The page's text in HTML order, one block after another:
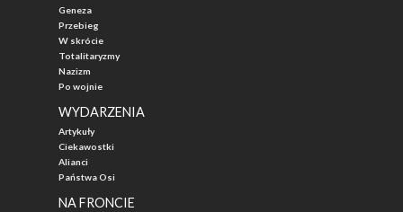
Geneza
Przebieg
W skrócie
Totalitaryzmy
Nazizm
Po wojnie
WYDARZENIA
Artykuły
Ciekawostki
Alianci
Państwa Osi
NA FRONCIE